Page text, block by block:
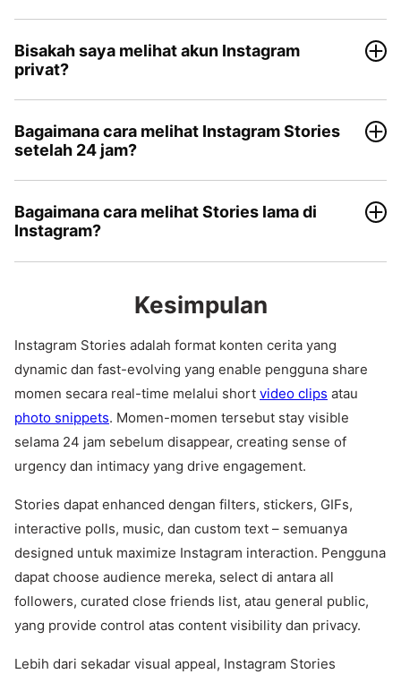
Bisakah saya melihat akun Instagram
privat?
Bagaimana cara melihat Instagram Stories
setelah 24 jam?
Bagaimana cara melihat Stories lama di
Instagram?
Kesimpulan
Instagram Stories adalah format konten cerita yang
dynamic dan fast-evolving yang enable pengguna share
momen secara real-time melalui short video clips atau
photo snippets. Momen-momen tersebut stay visible
selama 24 jam sebelum disappear, creating sense of
urgency dan intimacy yang drive engagement.
Stories dapat enhanced dengan filters, stickers, GIFs,
interactive polls, music, dan custom text – semuanya
designed untuk maximize Instagram interaction. Pengguna
dapat choose audience mereka, select di antara all
followers, curated close friends list, atau general public,
yang provide control atas content visibility dan privacy.
Lebih dari sekadar visual appeal, Instagram Stories